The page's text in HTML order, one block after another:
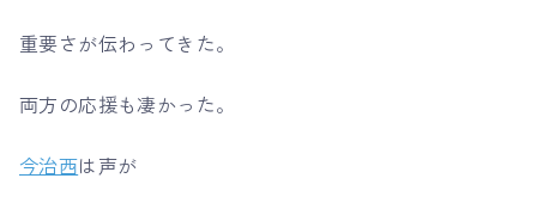
重要さが伝わってきた。
両方の応援も凄かった。
今治西は声が